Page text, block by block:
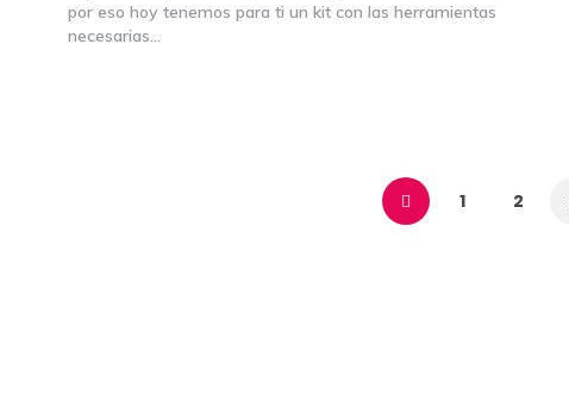
por eso hoy tenemos para ti un kit con las herramientas
necesarias…
1 2